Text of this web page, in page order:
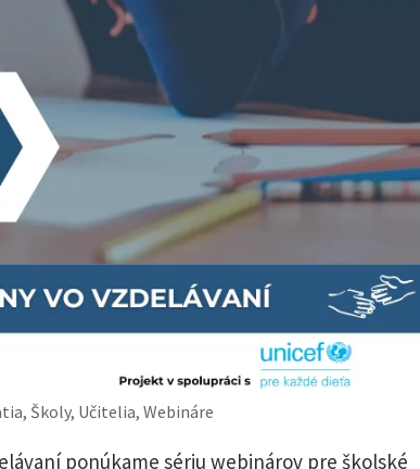
Školy, Učitelia, Webináre
ponúkame sériu webinárov pre školské